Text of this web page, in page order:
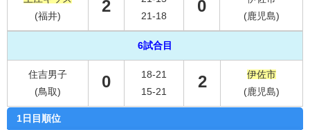
(福井)
2
21-18
0
(鹿児島)
6試合目
住吉男子
(鳥取)
0
18-21
15-21
2
伊佐市
(鹿児島)
1日目順位